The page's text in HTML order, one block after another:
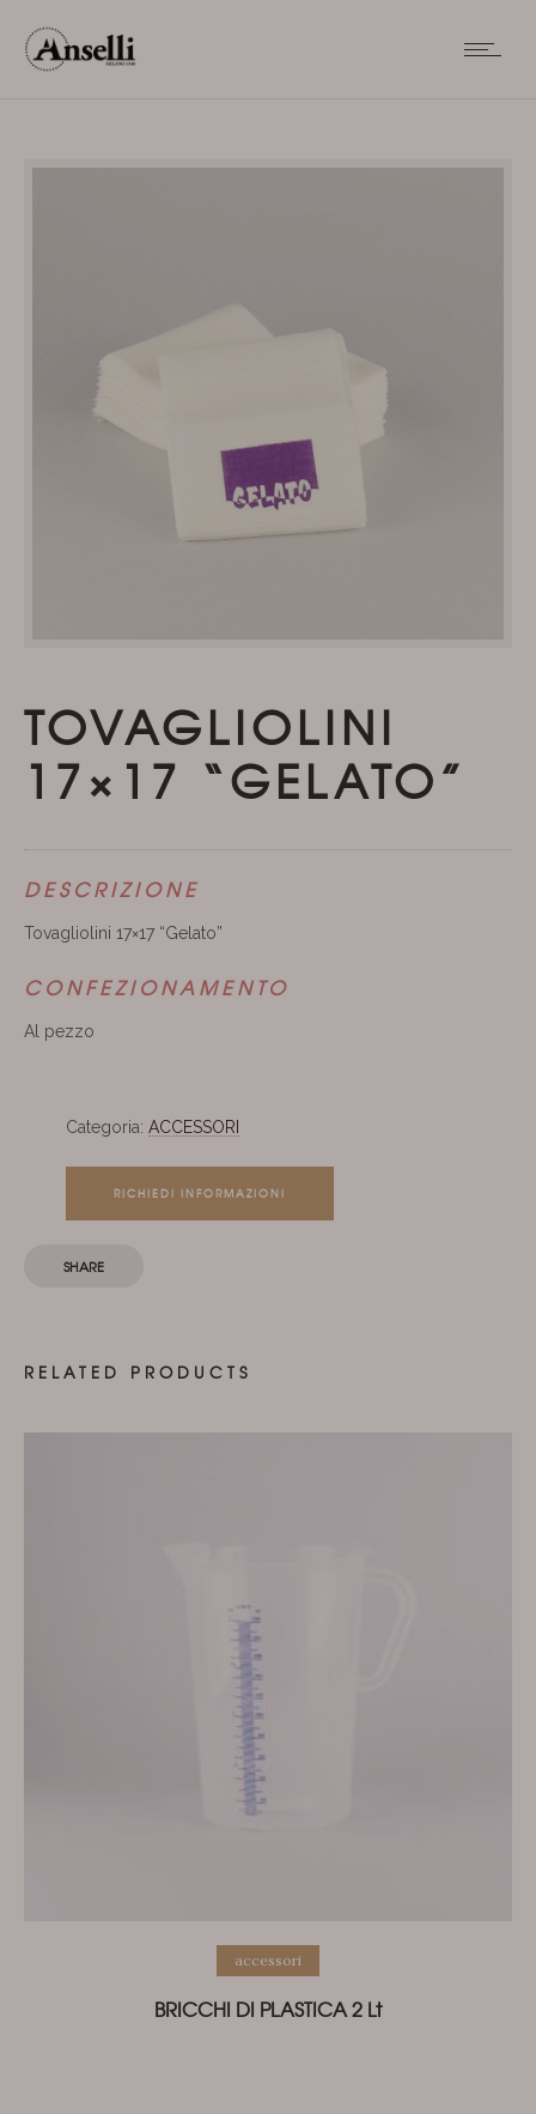
TOVAGLIOLINI
17×17 “GELATO”
DESCRIZIONE
Tovagliolini 17×17 “Gelato”
CONFEZIONAMENTO
Al pezzo
Categoria: ACCESSORI
RICHIEDI INFORMAZIONI
SHARE
RELATED PRODUCTS
accessori
BRICCHI DI PLASTICA 2 Lt